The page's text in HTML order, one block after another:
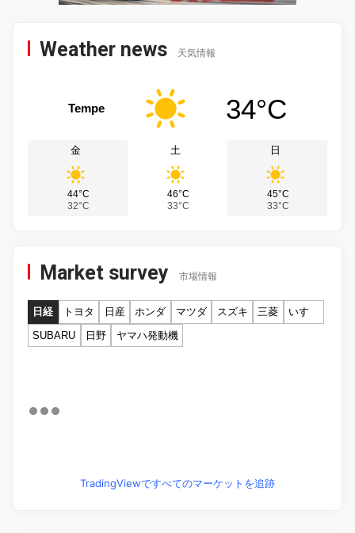
Weather news 天気情報
Tempe 34°C
金
44°C
32°C
土
46°C
33°C
日
45°C
33°C
Market survey 市場情報
日経 トヨタ 日産 ホンダ マツダ スズキ 三菱
いすゞ
SUBARU
日野 ヤマハ発動機
TradingViewですべてのマーケットを追跡